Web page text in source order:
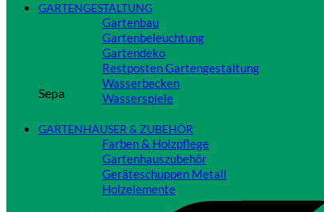
Sepa
GARTENGESTALTUNG
Gartenbau
Gartenbeleuchtung
Gartendeko
Restposten Gartengestaltung
Wasserbecken
Wasserspiele
GARTENHÄUSER & ZUBEHÖR
Farben & Holzpflege
Gartenhauszubehör
Geräteschuppen Metall
Holzelemente